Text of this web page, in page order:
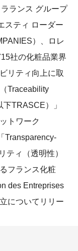
ランス グループ
スティ ローダー
）、ロレ
社の化粧品業界
リティ向上に取
Traceability
TRASCE）」
トワーク
Transparency-
ティ（透明性）
フランス化粧
des Entreprises
についてリリー